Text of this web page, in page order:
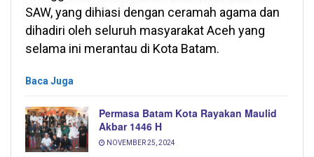
SAW, yang dihiasi dengan ceramah agama dan
dihadiri oleh seluruh masyarakat Aceh yang
selama ini merantau di Kota Batam.
Baca Juga
Permasa Batam Kota Rayakan Maulid
Akbar 1446 H
NOVEMBER 25, 2024